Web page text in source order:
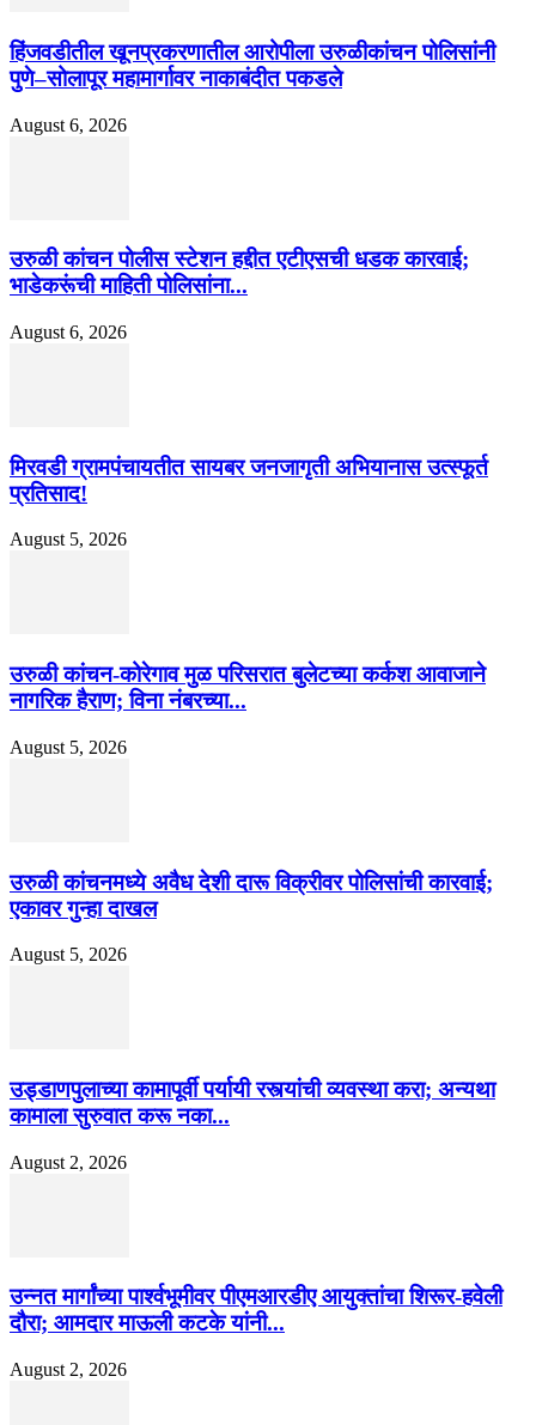
हिंजवडीतील खूनप्रकरणातील आरोपीला उरुळीकांचन पोलिसांनी
पुणे–सोलापूर महामार्गावर नाकाबंदीत पकडले
August 6, 2026
उरुळी कांचन पोलीस स्टेशन हद्दीत एटीएसची धडक कारवाई;
भाडेकरूंची माहिती पोलिसांना...
August 6, 2026
मिरवडी ग्रामपंचायतीत सायबर जनजागृती अभियानास उत्स्फूर्त
प्रतिसाद!
August 5, 2026
उरुळी कांचन-कोरेगाव मुळ परिसरात बुलेटच्या कर्कश आवाजाने
नागरिक हैराण; विना नंबरच्या...
August 5, 2026
उरुळी कांचनमध्ये अवैध देशी दारू विक्रीवर पोलिसांची कारवाई;
एकावर गुन्हा दाखल
August 5, 2026
उड्डाणपुलाच्या कामापूर्वी पर्यायी रस्त्यांची व्यवस्था करा; अन्यथा
कामाला सुरुवात करू नका...
August 2, 2026
उन्नत मार्गांच्या पार्श्वभूमीवर पीएमआरडीए आयुक्तांचा शिरूर-हवेली
दौरा; आमदार माऊली कटके यांनी...
August 2, 2026